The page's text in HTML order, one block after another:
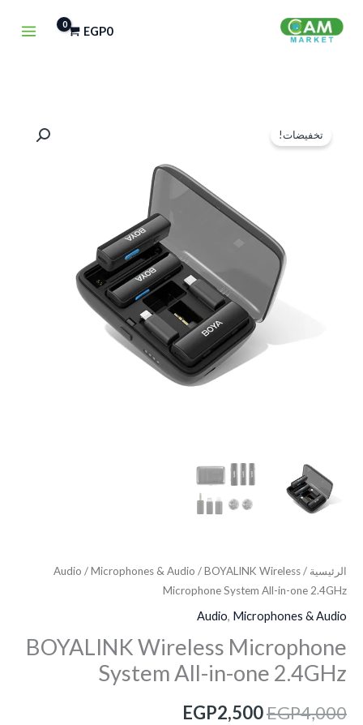
EGP0
تخفيضات!
الرئيسية /
Audio /Microphones & Audio / BOYALINK Wireless
Microphone System All-in-one 2.4GHz
Audio, Microphones & Audio
BOYALINK Wireless Microphone
System All-in-one 2.4GHz
EGP4,000
EGP4,000.
EGP2,500
هو:
EGP2,500.